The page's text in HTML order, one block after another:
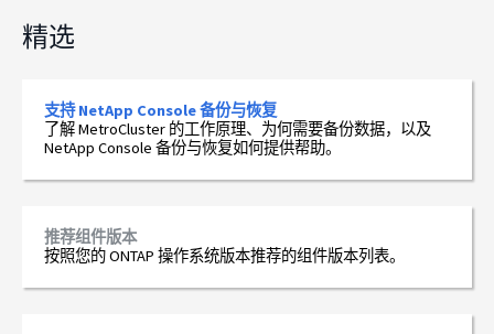
精选
支持 NetApp Console 备份与恢复
了解 MetroCluster 的工作原理、为何需要备份数据，以及
NetApp Console 备份与恢复如何提供帮助。
推荐组件版本
按照您的 ONTAP 操作系统版本推荐的组件版本列表。